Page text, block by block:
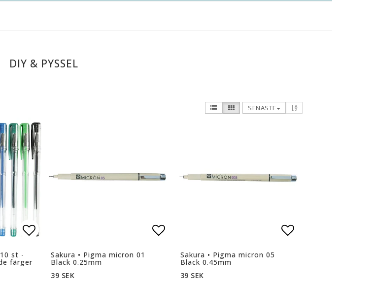
DIY & PYSSEL
SENASTE
Lägg till i favoritlistan
st -
färger
Lägg till i favoritlistan
Sakura • Pigma micron 01
Black 0.25mm
39 SEK
Sakura • Pigma micron 05
Black 0.45mm
39 SEK